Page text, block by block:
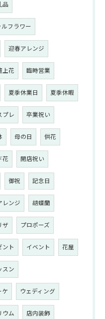
品
ルフラワー
迎春アレンジ
上花 臨時営業
夏季休業日 夏季休暇
プレ 卒業祝い
母の日 供花
花 開店祝い
御祝 記念日
レンジ 胡蝶蘭
ザ プロポーズ
ント イベント 花屋
スン
ケ ウェディング
ウム 店内装飾